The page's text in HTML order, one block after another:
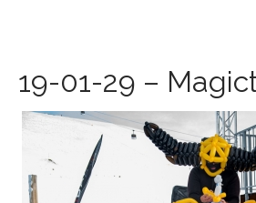
19-01-29 –